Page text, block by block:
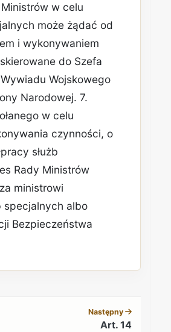
w celu
może żądać od
i wykonywaniem
do Szefa
Wojskowego
Narodowej. 7.
w celu
czynności, o
służb
Rady Ministrów
ministrowi
specjalnych albo
Bezpieczeństwa
Następny
Art. 14